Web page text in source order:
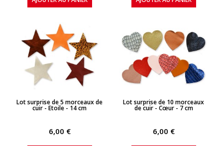
APERÇU RAPIDE
Lot surprise de 5 morceaux de
cuir - Etoile - 14 cm
6,00 €
APERÇU RAPIDE
Lot surprise de 10 morceaux
de cuir - Cœur - 7 cm
6,00 €